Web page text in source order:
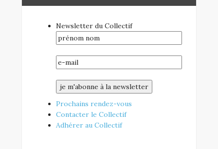
Newsletter du Collectif
Prochains rendez-vous
Contacter le Collectif
Adhérer au Collectif